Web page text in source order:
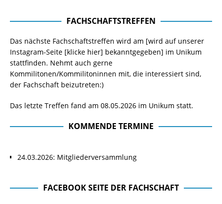
FACHSCHAFTSTREFFEN
Das nächste Fachschaftstreffen wird am [wird auf unserer
Instagram-Seite [klicke hier] bekanntgegeben] im Unikum
stattfinden. Nehmt auch gerne
Kommilitonen/Kommilitoninnen mit, die interessiert sind,
der Fachschaft beizutreten:)
Das letzte Treffen fand am 08.05.2026 im Unikum statt.
KOMMENDE TERMINE
24.03.2026: Mitgliederversammlung
FACEBOOK SEITE DER FACHSCHAFT